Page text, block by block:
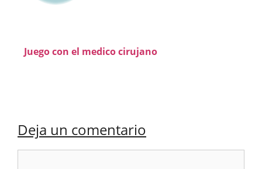
Juego con el medico cirujano
Deja un comentario